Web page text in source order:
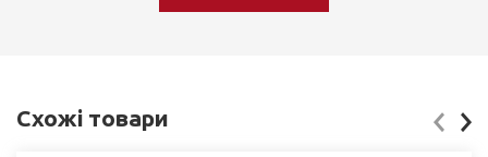
Схожі товари